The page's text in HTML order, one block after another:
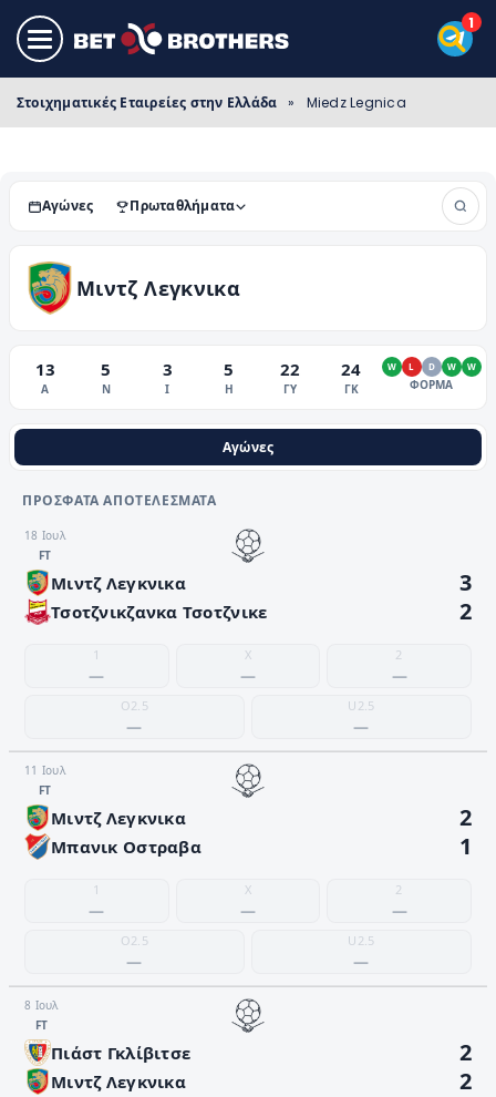
Στοιχηματικές Εταιρείες στην Ελλάδα » Miedz Legnica
Αγώνες Πρωταθλήματα
Μιντζ Λεγκνικα
13
Α
5
Ν
3
Ι
5
Η
22
ΓΥ
24
ΓΚ
W L D W W
ΦΟΡΜΑ
Αγώνες
ΠΡΌΣΦΑΤΑ ΑΠΟΤΕΛΈΣΜΑΤΑ
18 Ιουλ
FΤ
Μιντζ Λεγκνικα 3
Τσοτζνικζανκα Τσοτζνικε 2
1
—
X
—
2
—
O2.5
—
U2.5
—
11 Ιουλ
FΤ
Μιντζ Λεγκνικα 2
Μπανικ Οστραβα 1
1
—
X
—
2
—
O2.5
—
U2.5
—
8 Ιουλ
FΤ
Πιάστ Γκλίβιτσε 2
Μιντζ Λεγκνικα 2